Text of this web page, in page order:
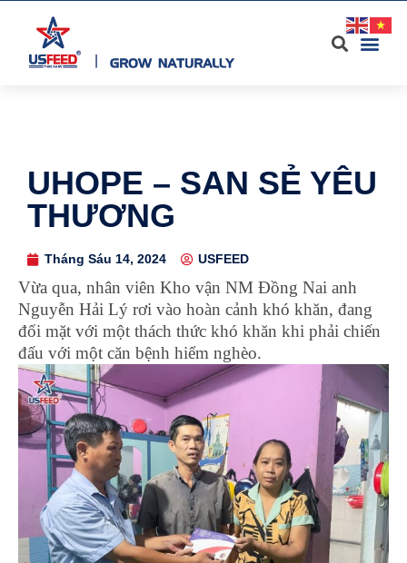
UHOPE – SAN SẺ YÊU
THƯƠNG
Tháng Sáu 14, 2024 USFEED
Vừa qua, nhân viên Kho vận NM Đồng Nai anh
Nguyễn Hải Lý rơi vào hoàn cảnh khó khăn, đang
đối mặt với một thách thức khó khăn khi phải chiến
đấu với một căn bệnh hiểm nghèo.